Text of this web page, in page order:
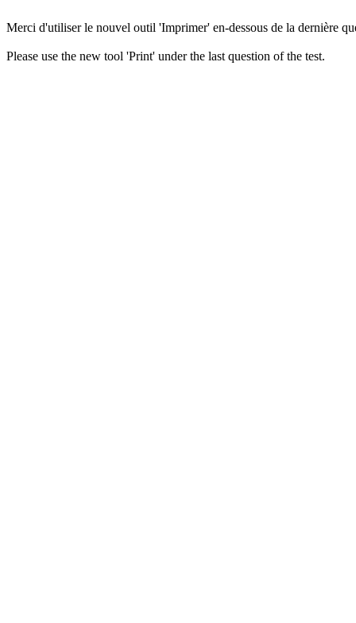
Merci d'utiliser le nouvel outil 'Imprimer' en-dessous de la dernière
Please use the new tool 'Print' under the last question of the test.